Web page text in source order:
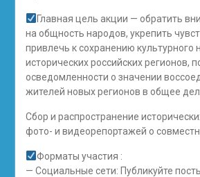
Главная цель акции — обратить
на общность народов, укрепить
привлечь к сохранению культурного
исторических российских регионов,
осведомленности о значении
жителей новых регионов в общее
Сбор и распространение
фото- и видеорепортажей о
Форматы участия :
— Социальные сети: Публикуйте